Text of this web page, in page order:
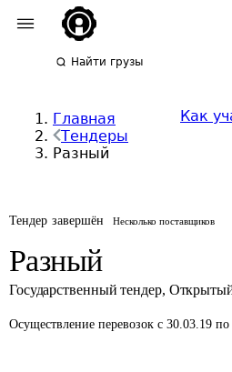
Найти грузы
Главная
Тендеры
Разный
Как
Тендер завершён Несколько поставщиков
Разный
Государственный тендер,
Осуществление перевозок с 30.03.19